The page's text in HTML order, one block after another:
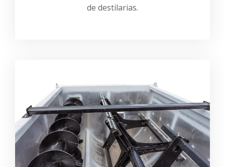
de destilarias.